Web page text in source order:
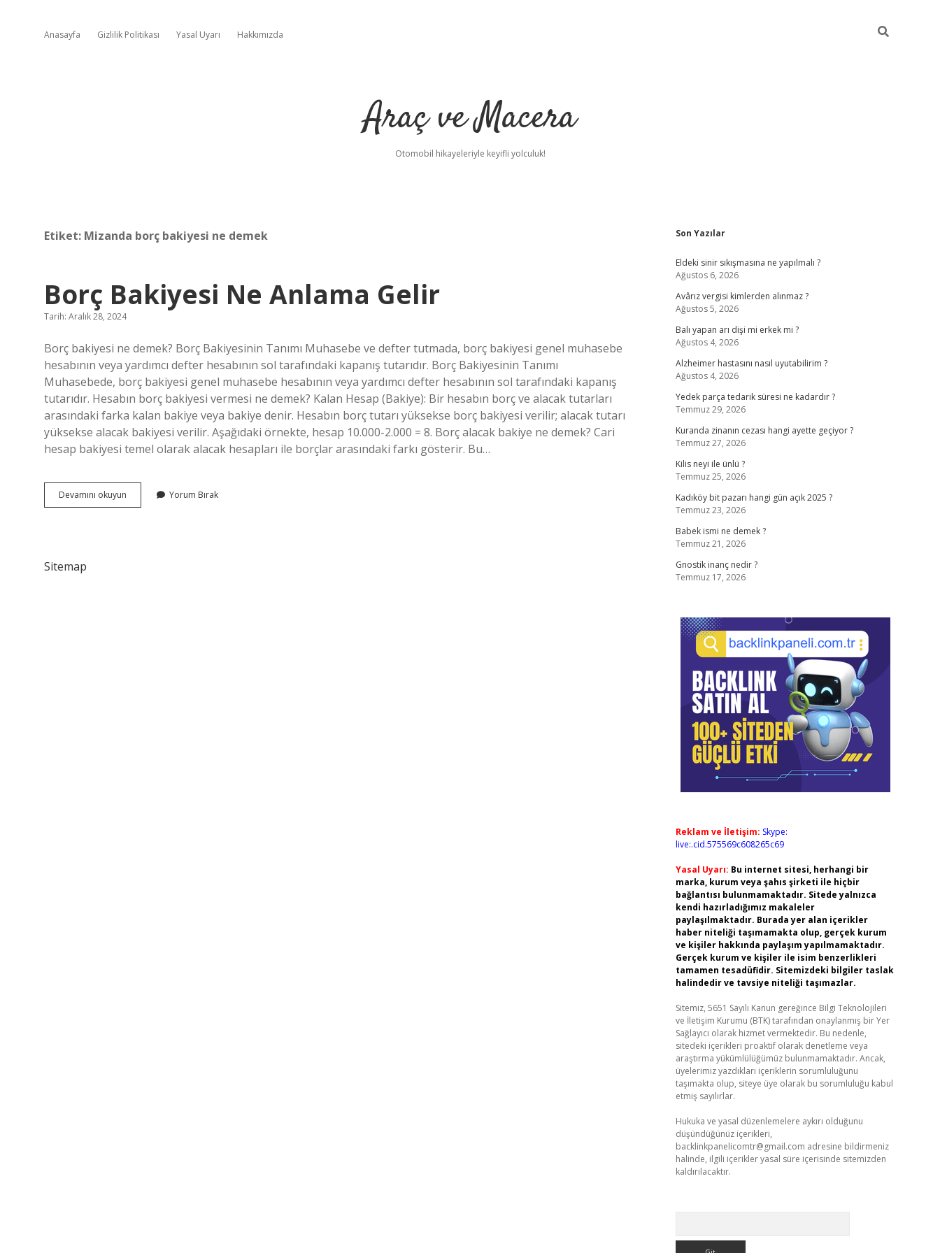
Anasayfa Gizlilik Politikası Yasal Uyarı Hakkımızda
Araç ve Macera
Otomobil hikayeleriyle keyifli yolculuk!
Etiket: Mizanda borç bakiyesi ne demek
Borç Bakiyesi Ne Anlama Gelir
Tarih: Aralık 28, 2024
Borç bakiyesi ne demek? Borç Bakiyesinin Tanımı Muhasebe ve defter tutmada, borç bakiyesi genel muhasebe
hesabının veya yardımcı defter hesabının sol tarafındaki kapanış tutarıdır. Borç Bakiyesinin Tanımı
Muhasebede, borç bakiyesi genel muhasebe hesabının veya yardımcı defter hesabının sol tarafındaki kapanış
tutarıdır. Hesabın borç bakiyesi vermesi ne demek? Kalan Hesap (Bakiye): Bir hesabın borç ve alacak tutarları
arasındaki farka kalan bakiye veya bakiye denir. Hesabın borç tutarı yüksekse borç bakiyesi verilir; alacak tutarı
yüksekse alacak bakiyesi verilir. Aşağıdaki örnekte, hesap 10.000-2.000 = 8. Borç alacak bakiye ne demek? Cari
hesap bakiyesi temel olarak alacak hesapları ile borçlar arasındaki farkı gösterir. Bu…
Devamını okuyun
Bakiyesi
Yorum Bırak
Sitemap
Sidebar
Son Yazılar
Eldeki sinir sıkışmasına ne yapılmalı ?
Ağustos 6, 2026
Avârız vergisi kimlerden alınmaz ?
Ağustos 5, 2026
Balı yapan arı dişi mi erkek mi ?
Ağustos 4, 2026
Alzheimer hastasını nasıl uyutabilirim ?
Ağustos 4, 2026
Yedek parça tedarik süresi ne kadardır ?
Temmuz 29, 2026
Kuranda zinanın cezası hangi ayette geçiyor ?
Temmuz 27, 2026
Kilis neyi ile ünlü ?
Temmuz 25, 2026
Kadıköy bit pazarı hangi gün açık 2025 ?
Temmuz 23, 2026
Babek ismi ne demek ?
Temmuz 21, 2026
Gnostik inanç nedir ?
Temmuz 17, 2026
Reklam ve İletişim: Skype:
live:.cid.575569c608265c69
Yasal Uyarı: Bu internet sitesi, herhangi bir
marka, kurum veya şahıs şirketi ile hiçbir
bağlantısı bulunmamaktadır. Sitede yalnızca
kendi hazırladığımız makaleler
paylaşılmaktadır. Burada yer alan içerikler
haber niteliği taşımamakta olup, gerçek kurum
ve kişiler hakkında paylaşım yapılmamaktadır.
Gerçek kurum ve kişiler ile isim benzerlikleri
tamamen tesadüfidir. Sitemizdeki bilgiler taslak
halindedir ve tavsiye niteliği taşımazlar.
Sitemiz, 5651 Sayılı Kanun gereğince Bilgi Teknolojileri
ve İletişim Kurumu (BTK) tarafından onaylanmış bir Yer
Sağlayıcı olarak hizmet vermektedir. Bu nedenle,
sitedeki içerikleri proaktif olarak denetleme veya
araştırma yükümlülüğümüz bulunmamaktadır. Ancak,
üyelerimiz yazdıkları içeriklerin sorumluluğunu
taşımakta olup, siteye üye olarak bu sorumluluğu kabul
etmiş sayılırlar.
Hukuka ve yasal düzenlemelere aykırı olduğunu
düşündüğünüz içerikleri,
backlinkpanelicomtr@gmail.com adresine bildirmeniz
halinde, ilgili içerikler yasal süre içerisinde sitemizden
kaldırılacaktır.